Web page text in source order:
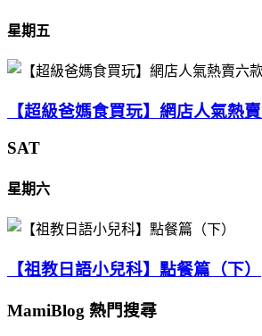
星期五
【超級爸媽食買玩】網店人氣熱
SAT
星期六
【祖教日語小兒科】點餐篇（下）
MamiBlog 熱門搜尋